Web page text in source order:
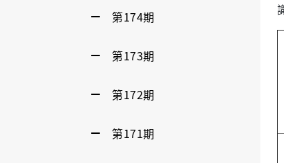
第174期
第173期
第172期
第171期